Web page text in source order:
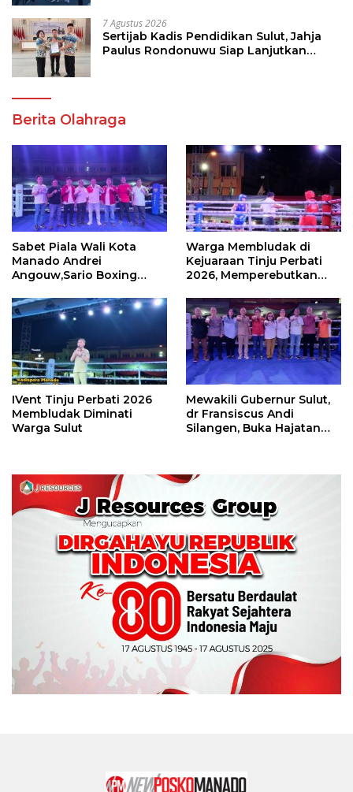
7 Agustus 2026
Sertijab Kadis Pendidikan Sulut, Jahja
Paulus Rondonuwu Siap Lanjutkan
Berita Olahraga
Sabet Piala Wali Kota
Manado Andrei
Angouw,Sario Boxing
Perbati 2026
Warga Membludak di
Kejuaraan Tinju Perbati
2026, Memperebutkan
IVent Tinju Perbati 2026
Membludak Diminati
Warga Sulut
Mewakili Gubernur Sulut,
dr Fransiscus Andi
Silangen, Buka Hajatan